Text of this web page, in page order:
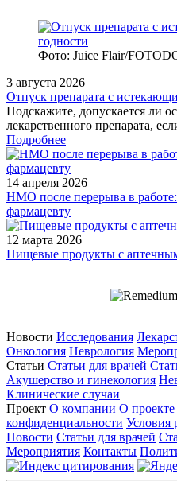
Фото: Juice Flair/
3 августа 2026
Отпуск препарата с
Подскажите, допускается ли
лекарственного препарата,
Подробнее
14 апреля 2026
НМО после перерыва в
фармацевту
12 марта 2026
Пищевые продукты с
Новости Исследования
Онкология Неврология
Статьи Статьи для врачей
Акушерство и гинекология
Клинические случаи
Проект О компании О проекте
конфиденциальности Условия
Новости Статьи для врачей
Мероприятия Контакты